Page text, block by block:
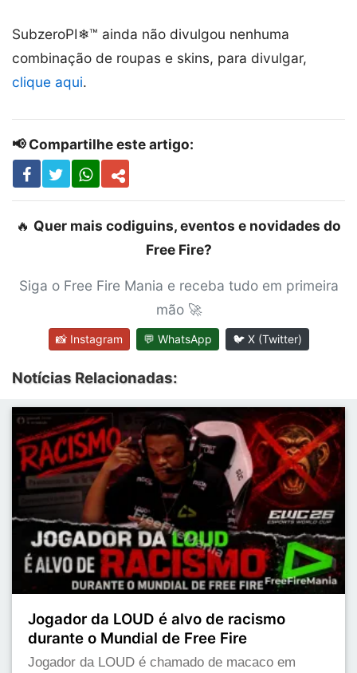
SubzeroPI❄™ ainda não divulgou nenhuma
combinação de roupas e skins, para divulgar,
clique aqui.
📢 Compartilhe este artigo:
🔥 Quer mais codiguins, eventos e novidades do
Free Fire?
Siga o Free Fire Mania e receba tudo em primeira
mão 🚀
📸 Instagram 💬 WhatsApp 🐦 X (Twitter)
Notícias Relacionadas:
Jogador da LOUD é alvo de racismo
durante o Mundial de Free Fire
Jogador da LOUD é chamado de macaco em